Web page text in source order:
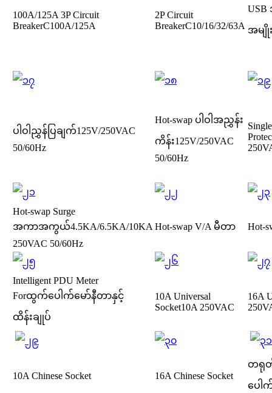
100A/125A 3P Circuit
BreakerC100A/125A
2P Circuit
BreakerC10/16/32/63A အမျို
ပါဝါညွှန်ပြချက်125V/250VAC
50/60Hz
Hot-swap ပါဝါအညွှန်း
ကိန်း125V/250VAC
50/60Hz
Hot-swap Surge
အကာအကွယ်4.5KA/6.5KA/10KA
250VAC 50/60Hz
Hot-swap V/A မီတာ Hot-
Intelligent PDU Meter
Forထွက်ပေါက်မော်နီတာနှင့်
ထိန်းချုပ်
10A Universal
Socket10A 250VAC
16A
10A Chinese Socket 16A Chinese Socket
တရုတ်
ပေါ